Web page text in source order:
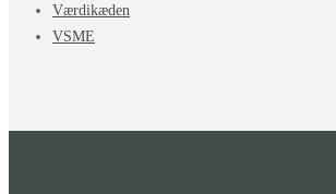
Værdikæden
VSME